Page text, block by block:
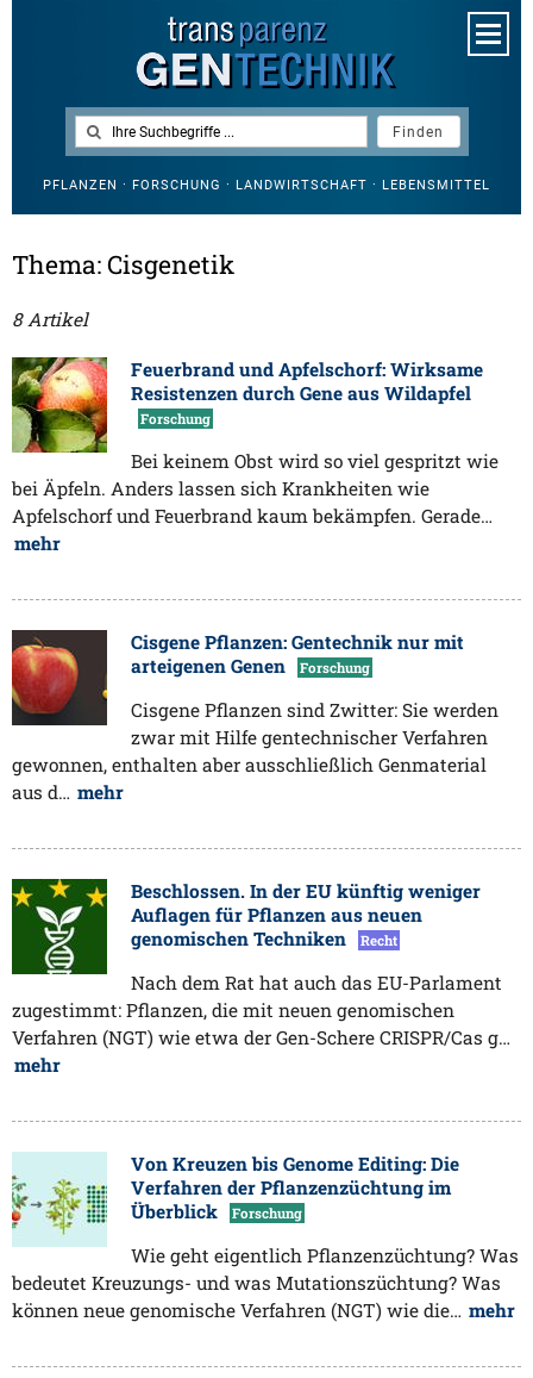
PFLANZEN · FORSCHUNG · LANDWIRTSCHAFT · LEBENSMITTEL
Thema: Cisgenetik
8 Artikel
Feuerbrand und Apfelschorf: Wirksame
Resistenzen durch Gene aus Wildapfel
Forschung
Bei keinem Obst wird so viel gespritzt wie
bei Äpfeln. Anders lassen sich Krankheiten wie
Apfelschorf und Feuerbrand kaum bekämpfen. Gerade…
mehr
Cisgene Pflanzen: Gentechnik nur mit
arteigenen Genen
Forschung
Cisgene Pflanzen sind Zwitter: Sie werden
zwar mit Hilfe gentechnischer Verfahren
gewonnen, enthalten aber ausschließlich Genmaterial
aus d… mehr
Beschlossen. In der EU künftig weniger
Auflagen für Pflanzen aus neuen
genomischen Techniken
Recht
Nach dem Rat hat auch das EU-Parlament
zugestimmt: Pflanzen, die mit neuen genomischen
Verfahren (NGT) wie etwa der Gen-Schere CRISPR/Cas g…
mehr
Von Kreuzen bis Genome Editing: Die
Verfahren der Pflanzenzüchtung im
Überblick
Forschung
Wie geht eigentlich Pflanzenzüchtung? Was
bedeutet Kreuzungs- und was Mutationszüchtung? Was
können neue genomische Verfahren (NGT) wie die… mehr